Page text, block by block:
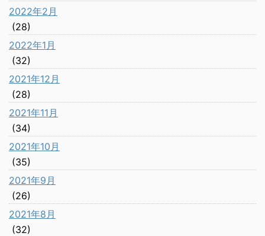
2022年2月
(28)
2022年1月
(32)
2021年12月
(28)
2021年11月
(34)
2021年10月
(35)
2021年9月
(26)
2021年8月
(32)